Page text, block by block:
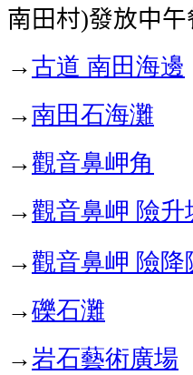
南田村)發放中
→古道 南田海邊
→南田石海灘
→觀音鼻岬角
→觀音鼻岬 險升
→觀音鼻岬 險降
→礫石灘
→岩石藝術廣場